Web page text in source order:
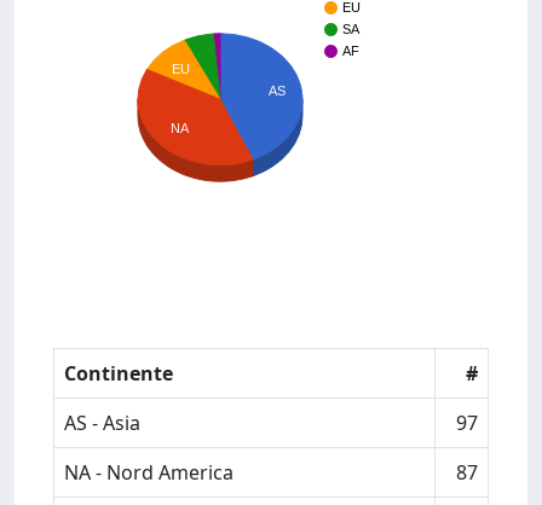
EU
SA
AF
AS
EU
NA
Continente
#
AS - Asia
97
NA - Nord America
87